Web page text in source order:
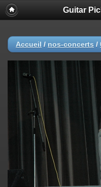
Guitar
Accueil / nos-concerts /